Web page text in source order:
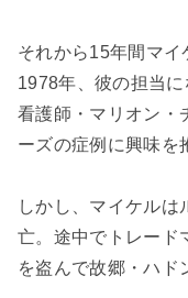
それから15年間マイ
1978年、彼の担当
看護師・マリオン・
ーズの症例に興味を
しかし、マイケルは
亡。途中でトレード
を盗んで故郷・ハド